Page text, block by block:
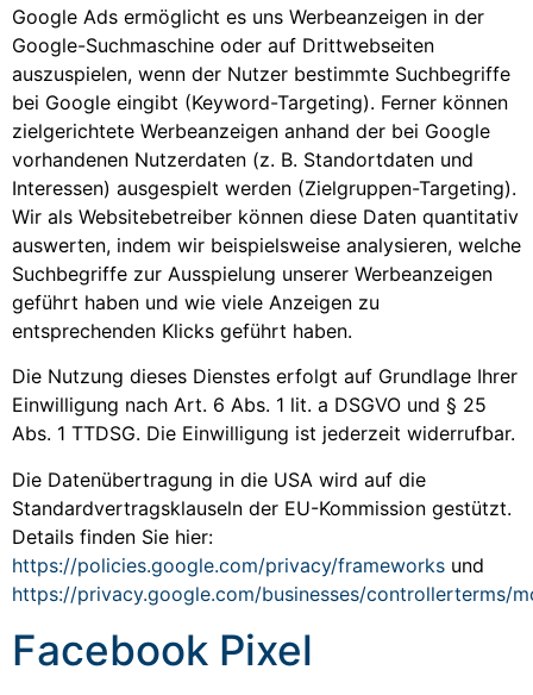
Google Ads ermöglicht es uns Werbeanzeigen in der
Google-Suchmaschine oder auf Drittwebseiten
auszuspielen, wenn der Nutzer bestimmte Suchbegriffe
bei Google eingibt (Keyword-Targeting). Ferner können
zielgerichtete Werbeanzeigen anhand der bei Google
vorhandenen Nutzerdaten (z. B. Standortdaten und
Interessen) ausgespielt werden (Zielgruppen-Targeting).
Wir als Websitebetreiber können diese Daten quantitativ
auswerten, indem wir beispielsweise analysieren, welche
Suchbegriffe zur Ausspielung unserer Werbeanzeigen
geführt haben und wie viele Anzeigen zu
entsprechenden Klicks geführt haben.
Die Nutzung dieses Dienstes erfolgt auf Grundlage Ihrer
Einwilligung nach Art. 6 Abs. 1 lit. a DSGVO und § 25
Abs. 1 TTDSG. Die Einwilligung ist jederzeit widerrufbar.
Die Datenübertragung in die USA wird auf die
Standardvertragsklauseln der EU-Kommission gestützt.
Details finden Sie hier:
https://policies.google.com/privacy/frameworks und
https://privacy.google.com/businesses/controllerterms/
Facebook Pixel